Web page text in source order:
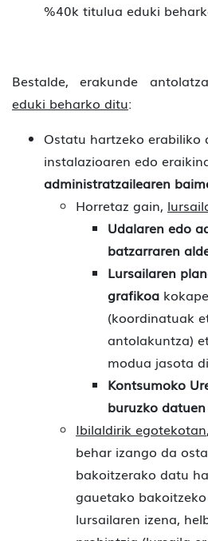
%40k titulua eduki
Bestalde, erakunde
eduki beharko ditu:
Ostatu hartzeko erabiliko
instalazioaren edo
administratzailearen
Horretaz gain,
Udalaren edo
batzarraren
Lursailaren
grafikoa
(koordinatuak
antolakuntza)
modua jasota
Kontsumoko
buruzko datuen
Ibilaldirik egotekotan,
behar izango da
bakoitzerako datu
gauetako
lursailaren izena,